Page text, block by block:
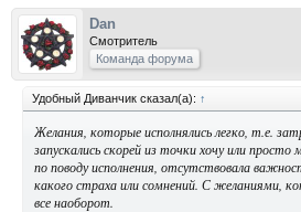
Dan
Смотритель
Команда форума
Удобный Диванчик сказал(а): ↑
Желания, которые исполнялись легко, т.е.
запускались скорей из точки хочу или
по поводу исполнения, отсутствовала
какого страха или сомнений. С желаниями,
все наоборот.